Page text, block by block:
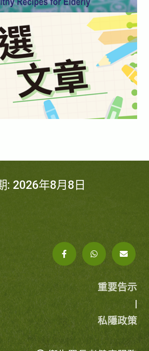
: 2026年8月8日
重要告示
私隱政策